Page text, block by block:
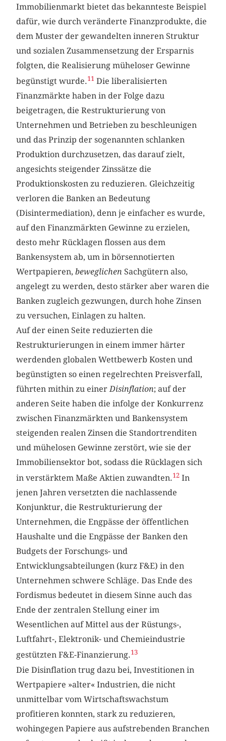
Immobilienmarkt bietet das bekannteste Beispiel
dafür, wie durch veränderte Finanzprodukte, die
dem Muster der gewandelten inneren Struktur
und sozialen Zusammensetzung der Ersparnis
folgten, die Realisierung müheloser Gewinne
begünstigt wurde.11 Die liberalisierten
Finanzmärkte haben in der Folge dazu
beigetragen, die Restrukturierung von
Unternehmen und Betrieben zu beschleunigen
und das Prinzip der sogenannten schlanken
Produktion durchzusetzen, das darauf zielt,
angesichts steigender Zinssätze die
Produktionskosten zu reduzieren. Gleichzeitig
verloren die Banken an Bedeutung
(Disintermediation), denn je einfacher es wurde,
auf den Finanzmärkten Gewinne zu erzielen,
desto mehr Rücklagen flossen aus dem
Bankensystem ab, um in börsennotierten
Wertpapieren,beweglichen Sachgütern also,
angelegt zu werden, desto stärker aber waren die
Banken zugleich gezwungen, durch hohe Zinsen
zu versuchen, Einlagen zu halten.
Auf der einen Seite reduzierten die
Restrukturierungen in einem immer härter
werdenden globalen Wettbewerb Kosten und
begünstigten so einen regelrechten Preisverfall,
führten mithin zu einerDisinflation; auf der
anderen Seite haben die infolge der Konkurrenz
zwischen Finanzmärkten und Bankensystem
steigenden realen Zinsen die Standortrenditen
und mühelosen Gewinne zerstört, wie sie der
Immobiliensektor bot, sodass die Rücklagen sich
in verstärktem Maße Aktien zuwandten.12 In
jenen Jahren versetzten die nachlassende
Konjunktur, die Restrukturierung der
Unternehmen, die Engpässe der öffentlichen
Haushalte und die Engpässe der Banken den
Budgets der Forschungs- und
Entwicklungsabteilungen (kurz F&E) in den
Unternehmen schwere Schläge. Das Ende des
Fordismus bedeutet in diesem Sinne auch das
Ende der zentralen Stellung einer im
Wesentlichen auf Mittel aus der Rüstungs-,
Luftfahrt-, Elektronik- und Chemieindustrie
gestützten F&E-Finanzierung.13
Die Disinflation trug dazu bei, Investitionen in
Wertpapiere »alter« Industrien, die nicht
unmittelbar vom Wirtschaftswachstum
profitieren konnten, stark zu reduzieren,
wohingegen Papiere aus aufstrebenden Branchen